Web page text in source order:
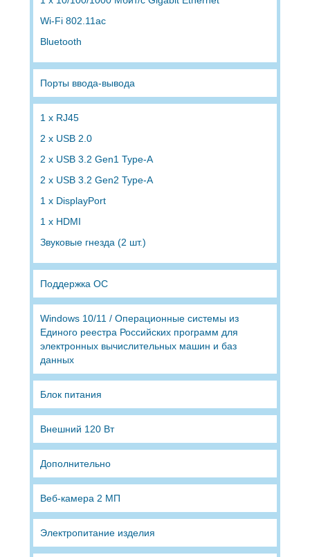
Wi-Fi 802.11ac
Bluetooth
Порты ввода-вывода
1 x RJ45
2 x USB 2.0
2 x USB 3.2 Gen1 Type-A
2 x USB 3.2 Gen2 Type-A
1 x DisplayPort
1 x HDMI
Звуковые гнезда (2 шт.)
Поддержка ОС
Windows 10/11 / Операционные системы из
Единого реестра Российских программ для
электронных вычислительных машин и баз
данных
Блок питания
Внешний 120 Вт
Дополнительно
Веб-камера 2 МП
Электропитание изделия